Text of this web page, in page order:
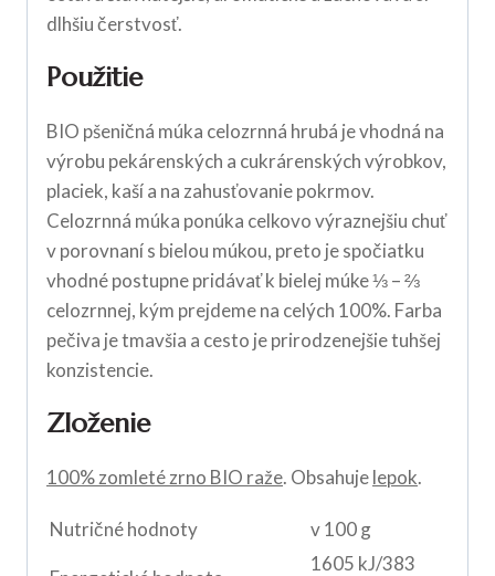
dlhšiu čerstvosť.
Použitie
BIO pšeničná múka celozrnná hrubá je vhodná na
výrobu pekárenských a cukrárenských výrobkov,
placiek, kaší a na zahusťovanie pokrmov.
Celozrnná múka ponúka celkovo výraznejšiu chuť
v porovnaní s bielou múkou, preto je spočiatku
vhodné postupne pridávať k bielej múke ⅓ – ⅔
celozrnnej, kým prejdeme na celých 100%. Farba
pečiva je tmavšia a cesto je prirodzenejšie tuhšej
konzistencie.
Zloženie
100% zomleté zrno BIO raže. Obsahujelepok.
Nutričné hodnoty v 100 g
1605 kJ/383